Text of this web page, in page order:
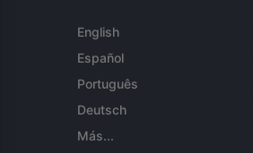
English
Español
Português
Deutsch
Más...